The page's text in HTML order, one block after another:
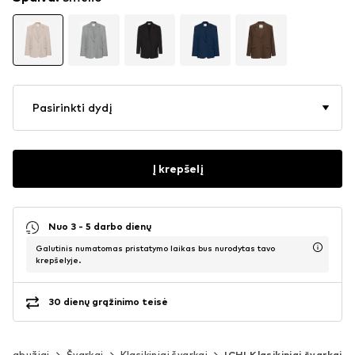
Pasirinkti dydį
Į krepšelį
Nuo 3 - 5 darbo dienų
Galutinis numatomas pristatymo laikas bus nurodytas tavo
krepšelyje.
30 dienų grąžinimo teisė